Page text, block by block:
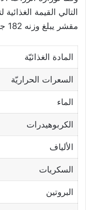
التالي القيمة
مقشر يبلغ وزنه 182 جرامًا:
المادة الغذائيّة
السعرات الحراريّة
الماء
الكربوهيدرات
الألياف
السكريات
البروتين